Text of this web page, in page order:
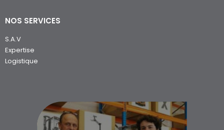
NOS SERVICES
S.A.V
Expertise
Logistique